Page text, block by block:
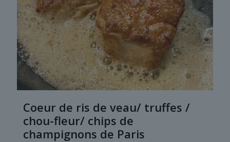
Coeur de ris de veau/ truffes /
chou-fleur/ chips de
champignons de Paris